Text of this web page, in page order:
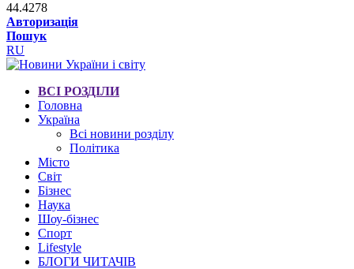
44.4278
Авторизація
Пошук
RU
ВСІ РОЗДІЛИ
Головна
Україна
Всі новини розділу
Політика
Місто
Світ
Бізнес
Наука
Шоу-бізнес
Спорт
Lifestyle
БЛОГИ ЧИТАЧІВ